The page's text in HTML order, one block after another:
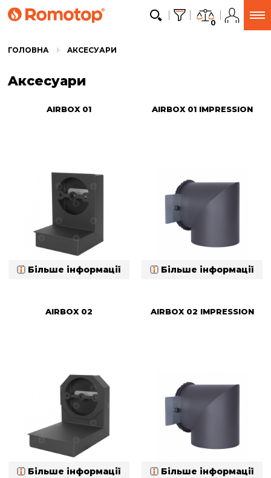
0
ГОЛОВНА AКСЕСУАРИ
Aксесуари
AIRBOX 01
Більше інформації
AIRBOX 01 IMPRESSION
Більше інформації
AIRBOX 02
Більше інформації
AIRBOX 02 IMPRESSION
Більше інформації